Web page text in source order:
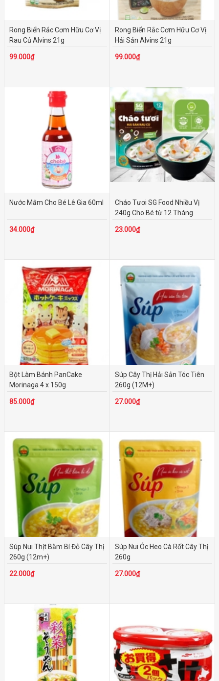
Rong Biển Rắc Cơm Hữu Cơ Vị
Rau Củ Alvins 21g
99.000₫
Rong Biển Rắc Cơm Hữu Cơ Vị
Hải Sản Alvins 21g
99.000₫
Nước Mắm Cho Bé Lê Gia 60ml
34.000₫
Cháo Tươi SG Food Nhiều Vị
240g Cho Bé từ 12 Tháng
23.000₫
Bột Làm Bánh PanCake
Morinaga 4 x 150g
85.000₫
Súp Cây Thị Hải Sản Tóc Tiên
260g (12M+)
27.000₫
Súp Nui Thịt Bằm Bí Đỏ Cây Thị
260g (12m+)
22.000₫
Súp Nui Óc Heo Cà Rốt Cây Thị
260g
27.000₫